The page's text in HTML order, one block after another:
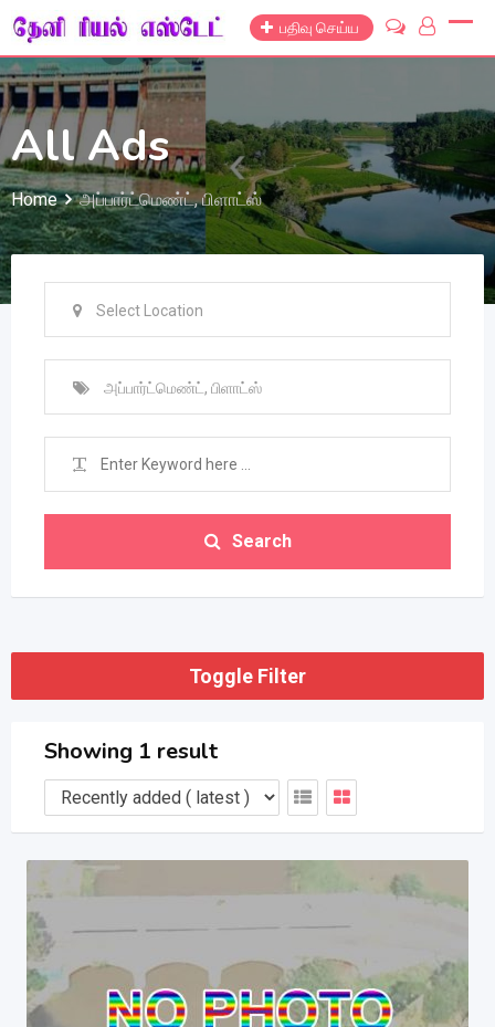
Skip
content
பதிவு செய்ய
All Ads
Home அப்பார்ட்மெண்ட், பிளாட்ஸ்
Select Location
அப்பார்ட்மெண்ட், பிளாட்ஸ்
Search
Toggle Filter
Showing 1 result